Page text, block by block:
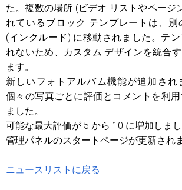
た。複数の場所 (ビデオ リストやページ
れているブロック テンプレートは、別
(インクルード) に移動されました。テ
れないため、カスタム デザインを統合
ます。
新しいフォトアルバム機能が追加され
個々の写真ごとに評価とコメントを利
ました。
可能な最大評価が 5 から 10 に増加しまし
管理パネルのスタートページが更新され
ニュースリストに戻る